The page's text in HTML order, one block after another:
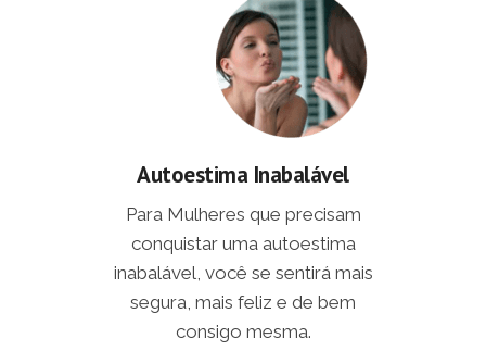
Autoestima Inabalável
Para Mulheres que precisam
conquistar uma autoestima
inabalável, você se sentirá mais
segura, mais feliz e de bem
consigo mesma.